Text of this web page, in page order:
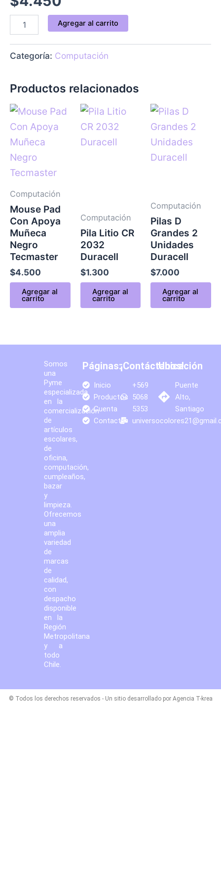
Agregar al carrito
Categoría: Computación
Productos relacionados
Computación
Mouse Pad
Con Apoya
Muñeca
Negro
Tecmaster
$4.500
Agregar al
carrito
Computación
Pila Litio CR
2032
Duracell
$1.300
Agregar al
carrito
Computación
Pilas D
Grandes 2
Unidades
Duracell
$7.000
Agregar al
carrito
Somos
una
Pyme
especializada
en la
comercialización
de
artículos
escolares,
de
oficina,
computación,
cumpleaños,
bazar
y
limpieza.
Ofrecemos
una
amplia
variedad
de
marcas
de
calidad,
con
despacho
disponible
en la
Región
Metropolitana
y a
todo
Chile.
Páginas:
Inicio
Productos
Cuenta
Contacto
¡Contáctanos!
+569
5068
5353
Ubicación
Puente
Alto,
Santiago
© Todos los derechos reservados - Un sitio desarrollado por Agencia T-krea